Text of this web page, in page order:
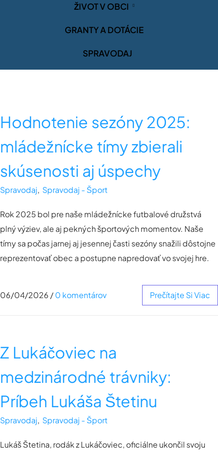
ŽIVOT V OBCI
GRANTY A DOTÁCIE
SPRAVODAJ
Hodnotenie sezóny 2025:
mládežnícke tímy zbierali
skúsenosti aj úspechy
Spravodaj, Spravodaj - Šport
Rok 2025 bol pre naše mládežnícke futbalové družstvá
plný výziev, ale aj pekných športových momentov. Naše
tímy sa počas jarnej aj jesennej časti sezóny snažili dôstojne
reprezentovať obec a postupne napredovať vo svojej hre.
06/04/2026 /0 komentárov Prečítajte Si Viac
Z Lukáčoviec na
medzinárodné trávniky:
Príbeh Lukáša Štetinu
Spravodaj, Spravodaj - Šport
Lukáš Štetina, rodák z Lukáčoviec, oficiálne ukončil svoju